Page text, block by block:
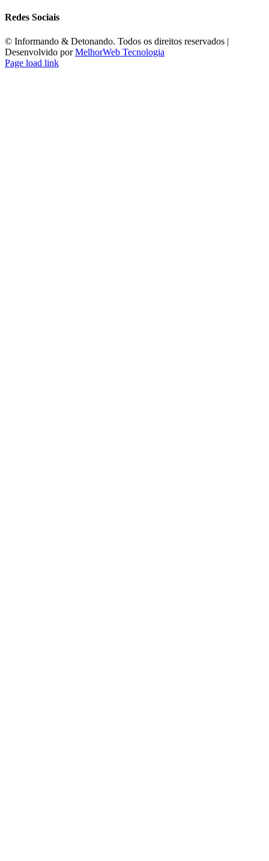
Redes Sociais
©️ Informando & Detonando. Todos os direitos reservados |
Desenvolvido porMelhorWeb Tecnologia
Page load link